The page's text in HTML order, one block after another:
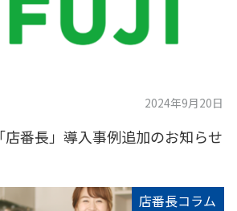
2024年9月20日
番長」導入事例追加のお知らせ
店番長コラム